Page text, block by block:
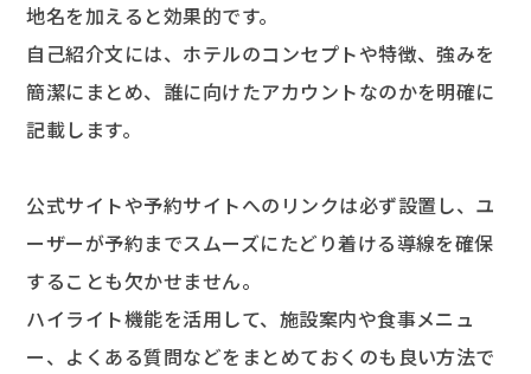
地名を加えると効果的です。
自己紹介文には、ホテルのコンセプトや特徴、強みを
簡潔にまとめ、誰に向けたアカウントなのかを明確に
記載します。
公式サイトや予約サイトへのリンクは必ず設置し、ユ
ーザーが予約までスムーズにたどり着ける導線を確保
することも欠かせません。
ハイライト機能を活用して、施設案内や食事メニュ
ー、よくある質問などをまとめておくのも良い方法で